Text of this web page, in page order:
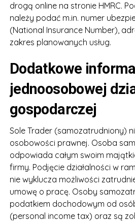
drogą online na stronie HMRC.
należy podać m.in. numer
(National Insurance Number),
zakres planowanych usług.
Dodatkowe
jednoosobowej
gospodarczej
Sole Trader (samozatrudniony)
osobowości prawnej. Osoba
odpowiada całym swoim
firmy. Podjęcie działalności w
nie wyklucza możliwości
umowę o pracę. Osoby
podatkiem dochodowym od
(personal income tax) oraz są